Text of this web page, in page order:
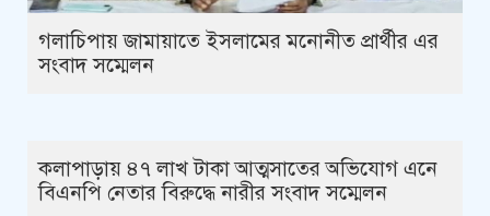
গলাচিপায় জামায়াতে ইসলামের মনোনীত প্রার্থীর এর
সংবাদ সম্মেলন
কলাপাড়ায় ৪৭ লাখ টাকা আত্মসাতের অভিযোগ এনে
বিএনপি নেতার বিরুদ্ধে নারীর সংবাদ সম্মেলন